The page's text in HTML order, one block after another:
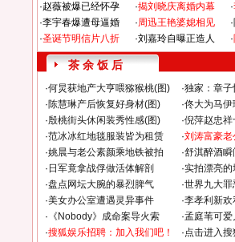
·赵薇被爆已经怀孕
·李宇春爆遭母逼婚
·圣诞节明信片八折
·揭刘晓庆离婚内幕
·周迅王艳婆媳相见
·刘嘉玲自曝正造人
·
·
·
茶 余 饭 后
·何炅获地产大亨喂猕猴桃(图) ·独家：章
·陈慧琳产后恢复好身材(图) ·佟大为马
·殷桃街头休闲装秀性感(图) ·倪萍赵忠
·范冰冰红地毯服装皆为租赁 ·刘涛富豪
·姚晨与老公素颜乘地铁被拍 ·舒淇醉酒
· 日军竟拿战俘做活体解剖 ·实拍漂亮
·盘点网坛大腕的暴烈脾气 ·世界九大
·美女办公室遭遇灵异事件 ·李孝利新
· 《Nobody》成命案导火索 ·孟庭苇可
·搜狐娱乐招聘：加入我们吧！ ·点击进入